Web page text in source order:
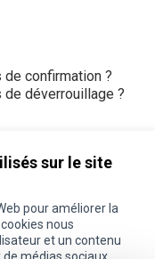
sur le site
pour améliorer la
nous
et un contenu
de confirmation ?
de déverrouillage ?